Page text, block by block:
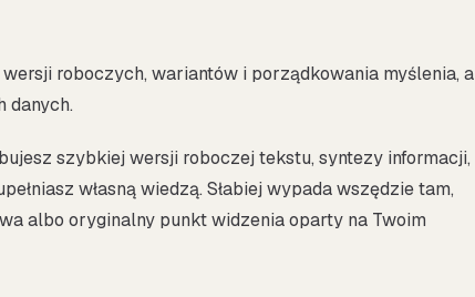
roboczych, wariantów i porządkowania myślenia, a
danych.
szybkiej wersji roboczej tekstu, syntezy informacji,
własną wiedzą. Słabiej wypada wszędzie tam,
albo oryginalny punkt widzenia oparty na Twoim